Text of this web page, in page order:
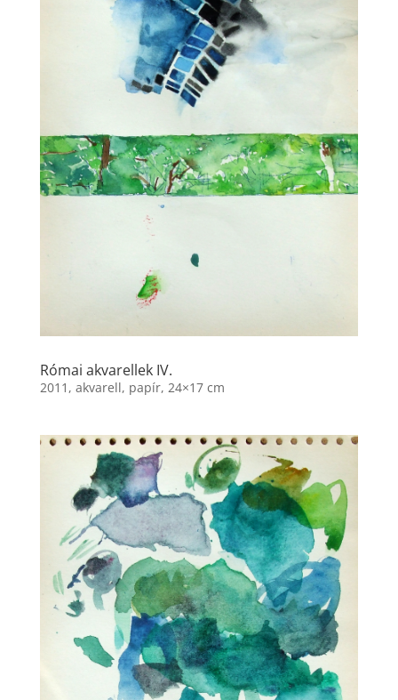
Római akvarellek IV.
2011, akvarell, papír, 24×17 cm